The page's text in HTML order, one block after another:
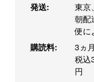
発送:
東京
朝配
便に
購読料:
3ヵ
税込
円